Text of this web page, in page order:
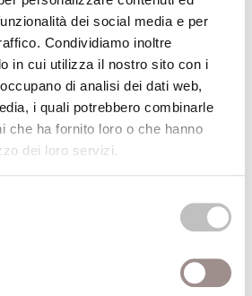
dei social media e per
Condividiamo inoltre
in cui utilizza il nostro sito con i
di analisi dei dati web,
i quali potrebbero combinarle
che ha fornito loro o che hanno
dei loro servizi.
2005
2005
Francesconi
L'unico Dio?